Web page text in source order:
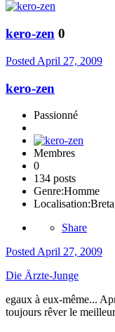
kero-zen 0
Posted April 27, 2009
kero-zen
Passionné
Membres
0
134 posts
Genre:Homme
Localisation:
Share
Posted April 27, 2009
Die Ärzte-Junge
egaux à eux-même...
toujours rêver le